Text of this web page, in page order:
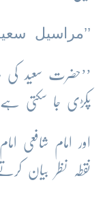
’’مراسیل
’’حضرت سعید
پکڑی جا سکتی
اور امام شافعی
نقطہ نظر بیان